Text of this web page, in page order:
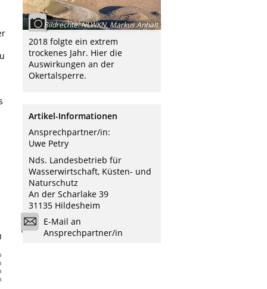
Bildrechte:NLWKN, Markus Anhalt
2018 folgte ein extrem
trockenes Jahr. Hier die
Auswirkungen an der
Okertalsperre.
Artikel-Informationen
Ansprechpartner/in:
Uwe Petry
Nds. Landesbetrieb für
Wasserwirtschaft, Küsten- und
Naturschutz
An der Scharlake 39
31135 Hildesheim
E-Mail an
Ansprechpartner/in